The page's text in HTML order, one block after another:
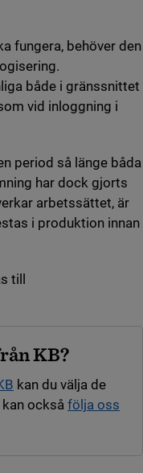
fungera, behöver den
både i gränssnittet
vid inloggning i
period så länge båda
har dock gjorts
arbetssättet, är
i produktion innan
till
KB?
kan du välja de
också följa oss